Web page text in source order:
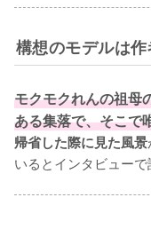
構想のモデルは
モクモクれんの祖母
ある集落で、そこで
帰省した際に見た風景
いるとインタビューで